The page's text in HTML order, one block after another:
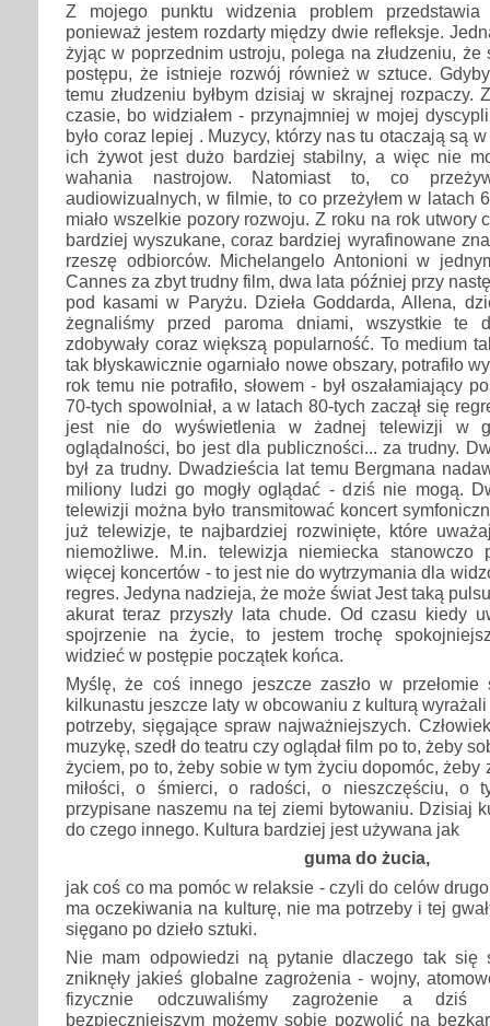
Z mojego punktu widzenia problem
ponieważ jestem rozdarty między dwie refleksje.
żyjąc w poprzednim ustroju, polega na złudzeniu,
postępu, że istnieje rozwój również w sztuce.
temu złudzeniu byłbym dzisiaj w skrajnej rozpaczy.
czasie, bo widziałem - przynajmniej w mojej
było coraz lepiej . Muzycy, którzy nas tu otaczają są
ich żywot jest dużo bardziej stabilny, a więc nie
wahania nastrojow. Natomiast to, co
audiowizualnych, w filmie, to co przeżyłem w latach
miało wszelkie pozory rozwoju. Z roku na rok utwory
bardziej wyszukane, coraz bardziej wyrafinowane
rzeszę odbiorców. Michelangelo Antonioni w
Cannes za zbyt trudny film, dwa lata później przy
pod kasami w Paryżu. Dzieła Goddarda, Allena,
żegnaliśmy przed paroma dniami, wszystkie te
zdobywały coraz większą popularność. To medium
tak błyskawicznie ogarniało nowe obszary, potrafiło
rok temu nie potrafiło, słowem - był oszałamiający
70-tych spowolniał, a w latach 80-tych zaczął się
jest nie do wyświetlenia w żadnej telewizji w
oglądalności, bo jest dla publiczności... za trudny.
był za trudny. Dwadzieścia lat temu Bergmana
miliony ludzi go mogły oglądać - dziś nie mogą.
telewizji można było transmitować koncert
już telewizje, te najbardziej rozwinięte, które
niemożliwe. M.in. telewizja niemiecka stanowczo
więcej koncertów - to jest nie do wytrzymania dla
regres. Jedyna nadzieja, że może świat Jest taką
akurat teraz przyszły lata chude. Od czasu kiedy
spojrzenie na życie, to jestem trochę
widzieć w postępie początek końca.
Myślę, że coś innego jeszcze zaszło w przełomie
kilkunastu jeszcze laty w obcowaniu z kulturą
potrzeby, sięgające spraw najważniejszych.
muzykę, szedł do teatru czy oglądał film po to, żeby
życiem, po to, żeby sobie w tym życiu dopomóc, żeby
miłości, o śmierci, o radości, o nieszczęściu, o
przypisane naszemu na tej ziemi bytowaniu. Dzisiaj
do czego innego. Kultura bardziej jest używana jak
guma do żucia,
jak coś co ma pomóc w relaksie - czyli do celów
ma oczekiwania na kulturę, nie ma potrzeby i tej
sięgano po dzieło sztuki.
Nie mam odpowiedzi ną pytanie dlaczego tak się
zniknęły jakieś globalne zagrożenia - wojny,
fizycznie odczuwaliśmy zagrożenie a
bezpieczniejszym możemy sobie pozwolić na